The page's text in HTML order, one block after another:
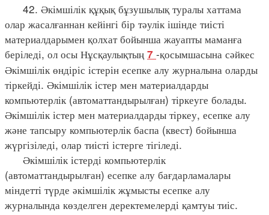
42. Әкімшілік құқық бұзушылық туралы хаттама
олар жасалғаннан кейінгі бір тәулік ішінде тиісті
материалдарымен қолхат бойынша жауапты маманға
беріледі, ол осы Нұсқаулықтың 7 -қосымшасына сәйкес
Әкімшілік өндіріс істерін есепке алу журналына оларды
тіркейді. Әкімшілік істер мен материалдарды
компьютерлік (автоматтандырылған) тіркеуге болады.
Әкімшілік істер мен материалдарды тіркеу, есепке алу
және тапсыру компьютерлік баспа (квест) бойынша
жүргізіледі, олар тиісті істерге тігіледі.
Әкімшілік істерді компьютерлік
(автоматтандырылған) есепке алу бағдарламалары
міндетті түрде әкімшілік жұмысты есепке алу
журналында көзделген деректемелерді қамтуы тиіс.